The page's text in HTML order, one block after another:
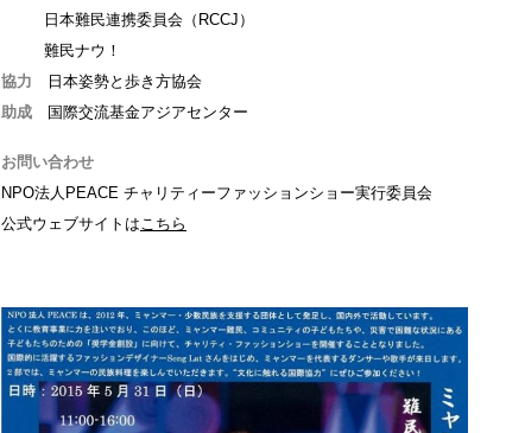
日本難民連携委員会（RCCJ）
難民ナウ！
協力
日本姿勢と歩き方協会
助成
国際交流基金アジアセンター
お問い合わせ
NPO法人PEACE チャリティーファッションショー実行委員会
公式ウェブサイトは こちら